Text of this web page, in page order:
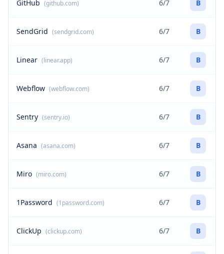
GitHub (github.com) 6/7 B
SendGrid (sendgrid.com) 6/7 B
Linear (linear.app) 6/7 B
Webflow (webflow.com) 6/7 B
Sentry (sentry.io) 6/7 B
Asana (asana.com) 6/7 B
Miro (miro.com) 6/7 B
1Password (1password.com) 6/7 B
ClickUp (clickup.com) 6/7 B